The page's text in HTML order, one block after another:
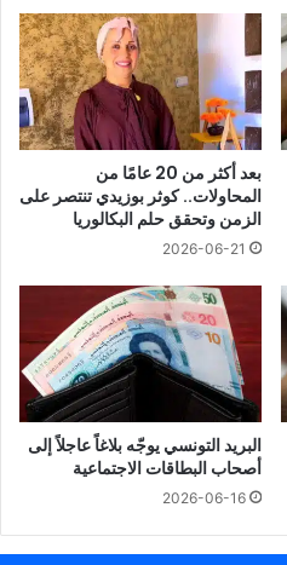
بعد أكثر من 20 عامًا من
المحاولات.. كوثر بوزيدي تنتصر على
الزمن وتحقق حلم البكالوريا
2026-06-21
البريد التونسي يوجّه بلاغاً عاجلاً إلى
أصحاب البطاقات الاجتماعية
2026-06-16